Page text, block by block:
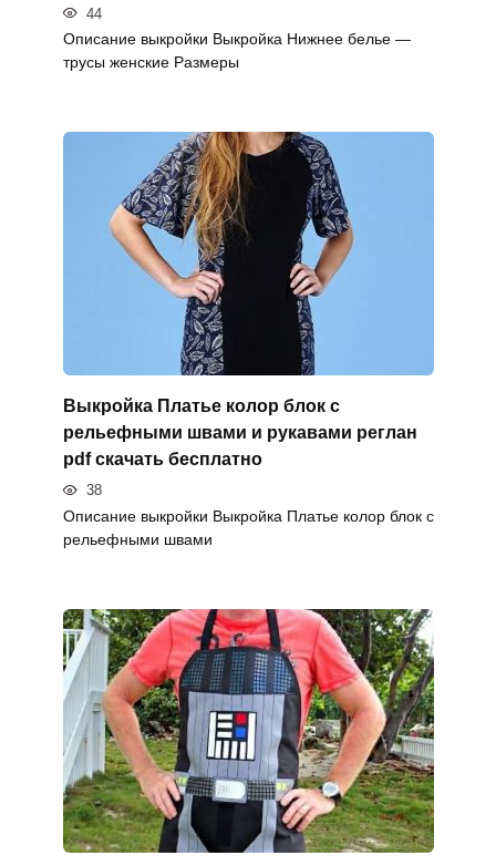
44
Описание выкройки Выкройка Нижнее белье —
трусы женские Размеры
Выкройка Платье колор блок с
рельефными швами и рукавами реглан
pdf скачать бесплатно
38
Описание выкройки Выкройка Платье колор блок с
рельефными швами